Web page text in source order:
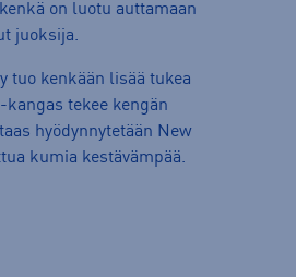
on luotu auttamaan
juoksija.
tuo kenkään lisää tukea
tekee kengän
hyödynnytetään New
kumia kestävämpää.